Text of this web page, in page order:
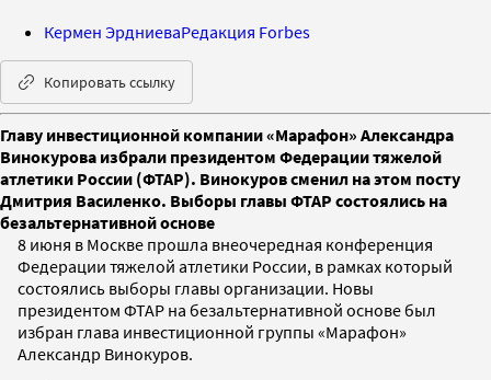
Кермен ЭрдниеваРедакция Forbes
Копировать ссылку
Главу инвестиционной компании «Марафон» Александра
Винокурова избрали президентом Федерации тяжелой
атлетики России (ФТАР). Винокуров сменил на этом посту
Дмитрия Василенко. Выборы главы ФТАР состоялись на
безальтернативной основе
8 июня в Москве прошла внеочередная конференция
Федерации тяжелой атлетики России, в рамках который
состоялись выборы главы организации. Новы
президентом ФТАР на безальтернативной основе был
избран глава инвестиционной группы «Марафон»
Александр Винокуров.